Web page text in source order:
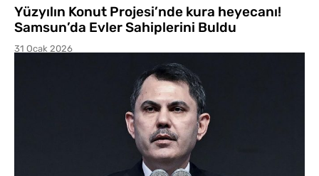
Yüzyılın Konut Projesi’nde kura heyecanı!
Samsun’da Evler Sahiplerini Buldu
31 Ocak 2026